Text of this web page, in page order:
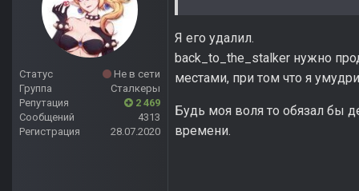
Статус
Не в сети
Группа
Сталкеры
Репутация
2 469
Сообщений
4313
Регистрация
28.07.2020
Я его удалил.
back_to_the_stalker нужно
местами, при том что я
Будь моя воля то обязал бы
времени.